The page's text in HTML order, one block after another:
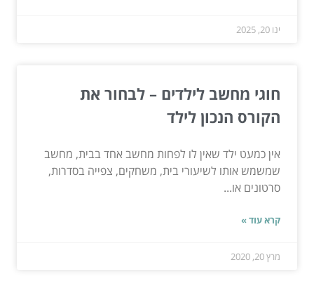
ינו 20, 2025
חוגי מחשב לילדים – לבחור את
הקורס הנכון לילד
אין כמעט ילד שאין לו לפחות מחשב אחד בבית, מחשב
שמשמש אותו לשיעורי בית, משחקים, צפייה בסדרות,
סרטונים או...
קרא עוד »
מרץ 20, 2020